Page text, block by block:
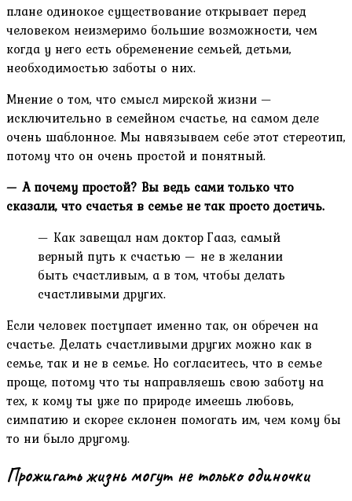
плане одинокое существование открывает перед
человеком неизмеримо большие возможности, чем
когда у него есть обременение семьей, детьми,
необходимостью заботы о них.
Мнение о том, что смысл мирской жизни —
исключительно в семейном счастье, на самом деле
очень шаблонное. Мы навязываем себе этот стереотип,
потому что он очень простой и понятный.
— А почему простой? Вы ведь сами только что
сказали, что счастья в семье не так просто достичь.
— Как завещал нам доктор Гааз, самый
верный путь к счастью — не в желании
быть счастливым, а в том, чтобы делать
счастливыми других.
Если человек поступает именно так, он обречен на
счастье. Делать счастливыми других можно как в
семье, так и не в семье. Но согласитесь, что в семье
проще, потому что ты направляешь свою заботу на
тех, к кому ты уже по природе имеешь любовь,
симпатию и скорее склонен помогать им, чем кому бы
то ни было другому.
Прожигать жизнь могут не только одиночки